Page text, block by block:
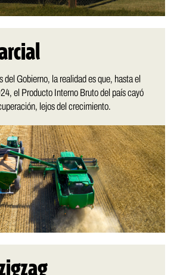
del Gobierno, la realidad es que, hasta el
el Producto Interno Bruto del país cayó
lejos del crecimiento.